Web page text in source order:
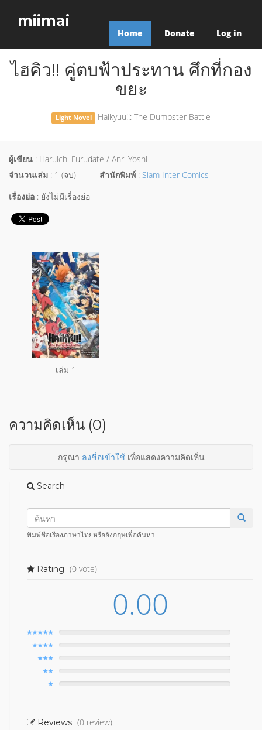
miimai
Home Donate Log in
ไฮคิว!! คู่ตบฟ้าประทาน ศึกที่กอง
ขยะ
Light Novel Haikyuu!!: The Dumpster Battle
ผู้เขียน : Haruichi Furudate / Anri Yoshi
จำนวนเล่ม : 1 (จบ) สำนักพิมพ์ : Siam Inter Comics
เรื่องย่อ : ยังไม่มีเรื่องย่อ
เล่ม 1
ความคิดเห็น (0)
กรุณา ลงชื่อเข้าใช้เพื่อแสดงความคิดเห็น
Search
พิมพ์ชื่อเรื่องภาษาไทยหรืออังกฤษเพื่อค้นหา
Rating (0 vote)
0.00
Reviews (0 review)